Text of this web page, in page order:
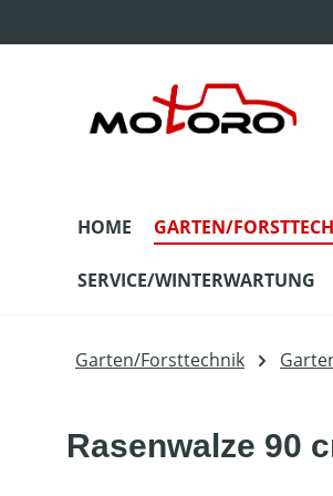
HOME GARTEN/
SERVICE/WINTERWARTUNG
Garten/Forsttechnik
Rasenwalze 90